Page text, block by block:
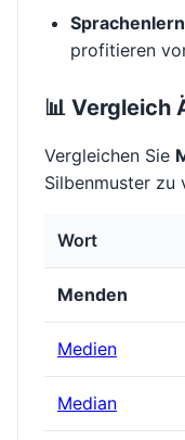
profitieren
📊 Vergleich
Vergleichen Sie
Silbenmuster zu
Wort
Menden
Medien
Median